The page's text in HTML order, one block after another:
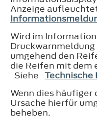
Anzeige
Wird im
umgehend den
die Reifen mit dem
Siehe Technische
Wenn dies häufiger
Ursache hierfür
beheben.